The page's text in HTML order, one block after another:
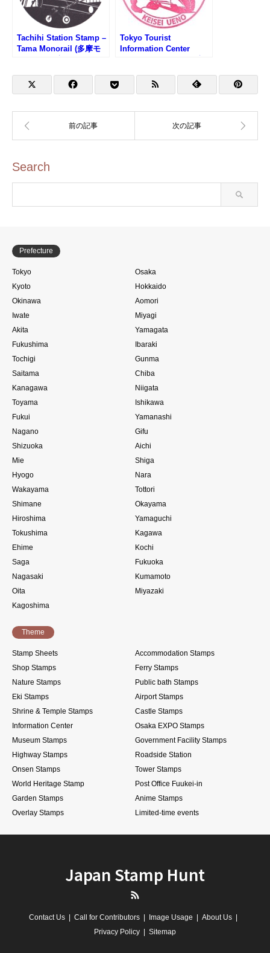
Tachihi Station Stamp –
Tama Monorail (多摩モ
Tokyo Tourist
Information Center
上野のスタンプ)
Search
Prefecture
Tokyo
Osaka
Kyoto
Hokkaido
Okinawa
Aomori
Iwate
Miyagi
Akita
Yamagata
Fukushima
Ibaraki
Tochigi
Gunma
Saitama
Chiba
Kanagawa
Niigata
Toyama
Ishikawa
Fukui
Yamanashi
Nagano
Gifu
Shizuoka
Aichi
Mie
Shiga
Hyogo
Nara
Wakayama
Tottori
Shimane
Okayama
Hiroshima
Yamaguchi
Tokushima
Kagawa
Ehime
Kochi
Saga
Fukuoka
Nagasaki
Kumamoto
Oita
Miyazaki
Kagoshima
Theme
Stamp Sheets
Accommodation Stamps
Shop Stamps
Ferry Stamps
Nature Stamps
Public bath Stamps
Eki Stamps
Airport Stamps
Shrine & Temple Stamps
Castle Stamps
Information Center
Osaka EXPO Stamps
Museum Stamps
Government Facility Stamps
Highway Stamps
Roadside Station
Onsen Stamps
Tower Stamps
World Heritage Stamp
Post Office Fuukei-in
Garden Stamps
Anime Stamps
Overlay Stamps
Limited-time events
Japan Stamp Hunt
Contact Us Call for Contributors Image Usage
About Us
Privacy Policy
Sitemap